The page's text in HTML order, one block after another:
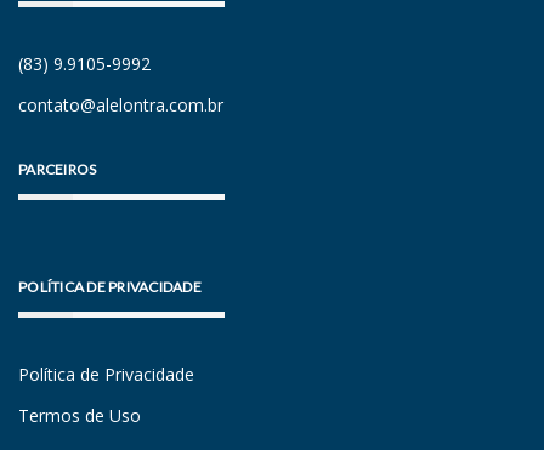
(83) 9.9105-9992
contato@alelontra.com.br
PARCEIROS
POLÍTICA DE PRIVACIDADE
Política de Privacidade
Termos de Uso